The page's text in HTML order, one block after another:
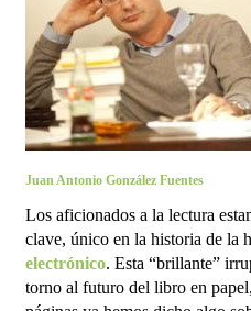
Juan Antonio González Fuentes
Los aficionados a la lectura
clave, único en la historia de la
electrónico. Esta “brillante”
torno al futuro del libro en